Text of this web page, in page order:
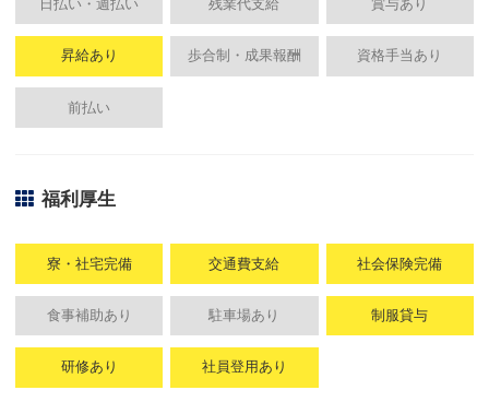
日払い・週払い 残業代支給 賞与あり
昇給あり 歩合制・成果報酬 資格手当あり
前払い
福利厚生
寮・社宅完備 交通費支給 社会保険完備
食事補助あり 駐車場あり 制服貸与
研修あり 社員登用あり